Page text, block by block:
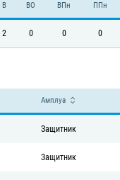
В ВО ВПн ППн
2 0 0 0
Амплуа
Защитник
Защитник